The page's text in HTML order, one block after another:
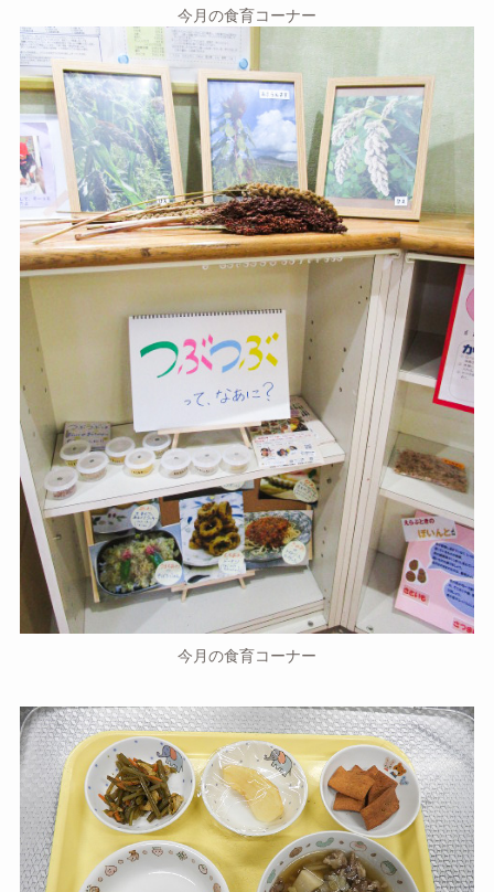
今月の食育コーナー
今月の食育コーナー